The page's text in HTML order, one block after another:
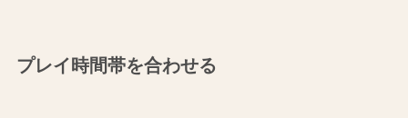
プレイ時間帯を合わせる